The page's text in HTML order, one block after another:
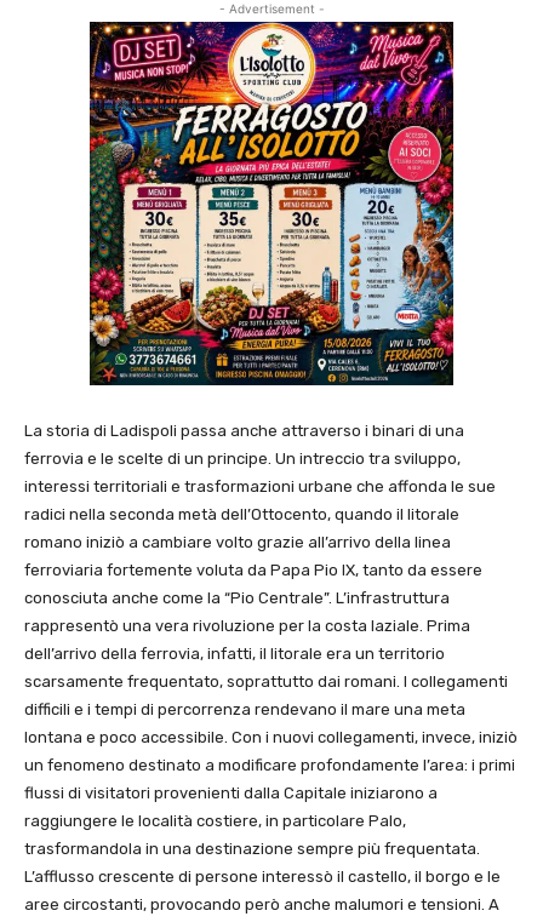
- Advertisement -
La storia di Ladispoli passa anche attraverso i binari di una
ferrovia e le scelte di un principe. Un intreccio tra sviluppo,
interessi territoriali e trasformazioni urbane che affonda le sue
radici nella seconda metà dell’Ottocento, quando il litorale
romano iniziò a cambiare volto grazie all’arrivo della linea
ferroviaria fortemente voluta da Papa Pio IX, tanto da essere
conosciuta anche come la “Pio Centrale”. L’infrastruttura
rappresentò una vera rivoluzione per la costa laziale. Prima
dell’arrivo della ferrovia, infatti, il litorale era un territorio
scarsamente frequentato, soprattutto dai romani. I collegamenti
difficili e i tempi di percorrenza rendevano il mare una meta
lontana e poco accessibile. Con i nuovi collegamenti, invece, iniziò
un fenomeno destinato a modificare profondamente l’area: i primi
flussi di visitatori provenienti dalla Capitale iniziarono a
raggiungere le località costiere, in particolare Palo,
trasformandola in una destinazione sempre più frequentata.
L’afflusso crescente di persone interessò il castello, il borgo e le
aree circostanti, provocando però anche malumori e tensioni. A